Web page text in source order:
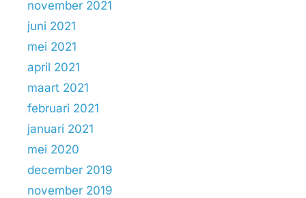
november 2021
juni 2021
mei 2021
april 2021
maart 2021
februari 2021
januari 2021
mei 2020
december 2019
november 2019